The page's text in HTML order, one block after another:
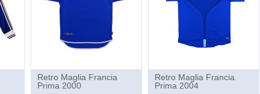
Retro Maglia Francia
Prima 2000
Retro Maglia Francia
Prima 2004